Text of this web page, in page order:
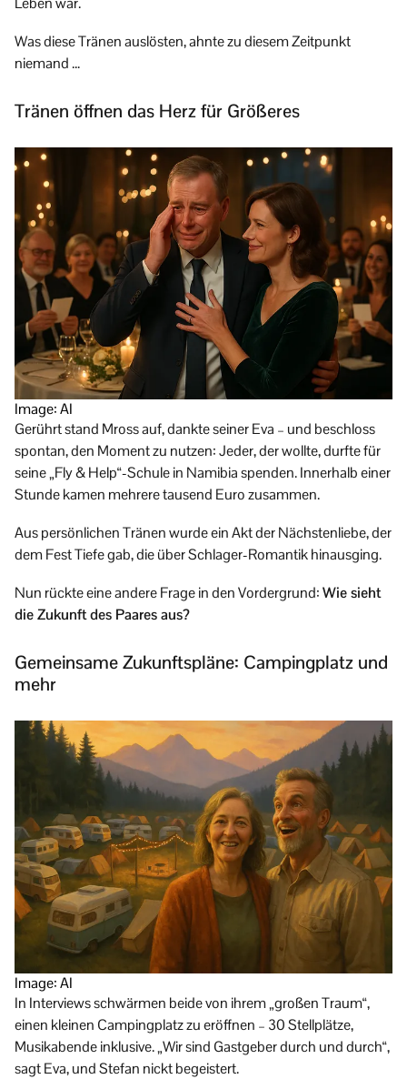
Was diese Tränen auslösten, ahnte zu diesem Zeitpunkt
niemand …
Tränen öffnen das Herz für Größeres
Image: AI
Gerührt stand Mross auf, dankte seiner Eva – und beschloss
spontan, den Moment zu nutzen: Jeder, der wollte, durfte für
seine „Fly & Help“-Schule in Namibia spenden. Innerhalb einer
Stunde kamen mehrere tausend Euro zusammen.
Aus persönlichen Tränen wurde ein Akt der Nächstenliebe, der
dem Fest Tiefe gab, die über Schlager-Romantik hinausging.
Nun rückte eine andere Frage in den Vordergrund:Wie sieht
die Zukunft des Paares aus?
Gemeinsame Zukunftspläne: Campingplatz und
mehr
Image: AI
In Interviews schwärmen beide von ihrem „großen Traum“,
einen kleinen Campingplatz zu eröffnen – 30 Stellplätze,
Musikabende inklusive. „Wir sind Gastgeber durch und durch“,
sagt Eva, und Stefan nickt begeistert.